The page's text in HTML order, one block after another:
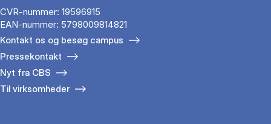
CVR-nummer: 19596915
EAN-nummer: 5798009814821
Kontakt os og besøg campus
Pressekontakt
Nyt fra CBS
Til virksomheder